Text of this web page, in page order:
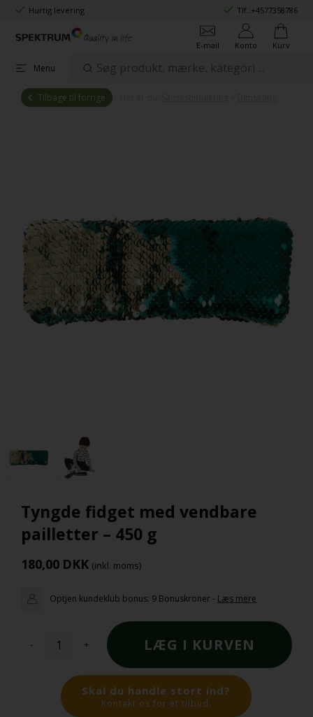
Hurtig levering Tlf.:+4577358786
E-mail Konto Kurv
Menu
Tilbage til forrige
Tyngde fidget med vendbare
pailletter – 450 g
180,00 DKK (inkl. moms)
Optjen kundeklub bonus: 9 Bonuskroner - Læs mere
- +
Skal du handle stort ind?
Kontakt os for et tilbud.